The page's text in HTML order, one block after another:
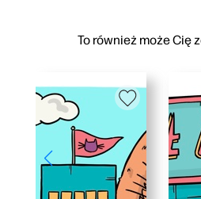
To również może Cię